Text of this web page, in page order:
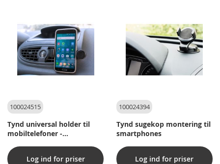
100024515
Tynd universal holder til
mobiltelefoner -
Log ind for priser
100024394
Tynd sugekop montering til
smartphones
Log ind for priser